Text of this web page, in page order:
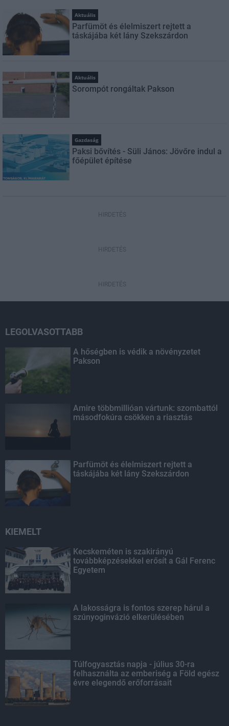
Aktuális
Parfümöt és élelmiszert rejtett a
táskájába két lány Szekszárdon
Aktuális
Sorompót rongáltak Pakson
Gazdaság
Paksi bővítés - Süli János: Jövőre indul a
főépület építése
HIRDETÉS
HIRDETÉS
HIRDETÉS
LEGOLVASOTTABB
A hőségben is védik a növényzetet
Pakson
Amire többmillióan vártunk: szombattól
másodfokúra csökken a riasztás
Parfümöt és élelmiszert rejtett a
táskájába két lány Szekszárdon
KIEMELT
Kecskeméten is szakirányú
továbbképzésekkel erősít a Gál Ferenc
Egyetem
A lakosságra is fontos szerep hárul a
szúnyoginvázió elkerülésében
Túlfogyasztás napja - július 30-ra
felhasználta az emberiség a Föld egész
évre elegendő erőforrásait